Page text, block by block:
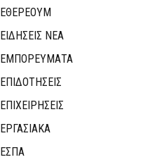
ΕΘΈΡΕΟΥΜ
ΕΙΔΗΣΕΙΣ ΝΕΑ
ΕΜΠΟΡΕΥΜΑΤΑ
ΕΠΙΔΟΤΗΣΕΙΣ
ΕΠΙΧΕΙΡΗΣΕΙΣ
ΕΡΓΑΣΙΑΚΑ
ΕΣΠΑ